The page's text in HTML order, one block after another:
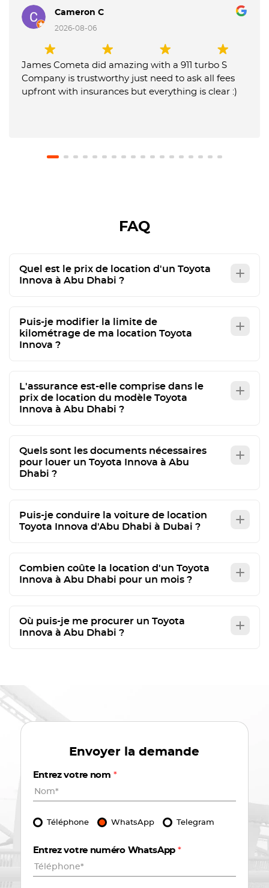
Cameron C
2026-08-06
James Cometa did amazing with a 911 turbo S
Company is trustworthy just need to ask all fees
upfront with insurances but everything is clear :)
FAQ
Quel est le prix de location d'un Toyota
Innova à Abu Dhabi ?
Puis-je modifier la limite de
kilométrage de ma location Toyota
Innova ?
L'assurance est-elle comprise dans le
prix de location du modèle Toyota
Innova à Abu Dhabi ?
Quels sont les documents nécessaires
pour louer un Toyota Innova à Abu
Dhabi ?
Puis-je conduire la voiture de location
Toyota Innova d'Abu Dhabi à Dubai ?
Combien coûte la location d'un Toyota
Innova à Abu Dhabi pour un mois ?
Où puis-je me procurer un Toyota
Innova à Abu Dhabi ?
Envoyer la demande
Entrez votre nom *
Téléphone WhatsApp Telegram
Entrez votre numéro WhatsApp *